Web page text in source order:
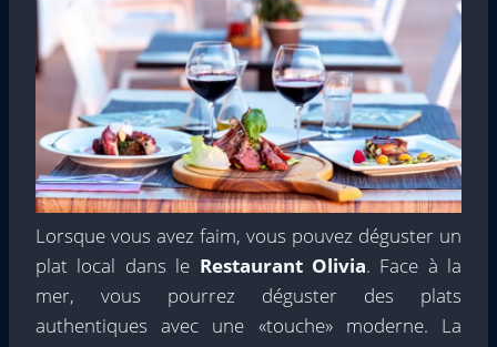
Lorsque vous avez faim, vous pouvez déguster un
plat local dans le Restaurant Olivia. Face à la
mer, vous pourrez déguster des plats
authentiques avec une «touche» moderne. La